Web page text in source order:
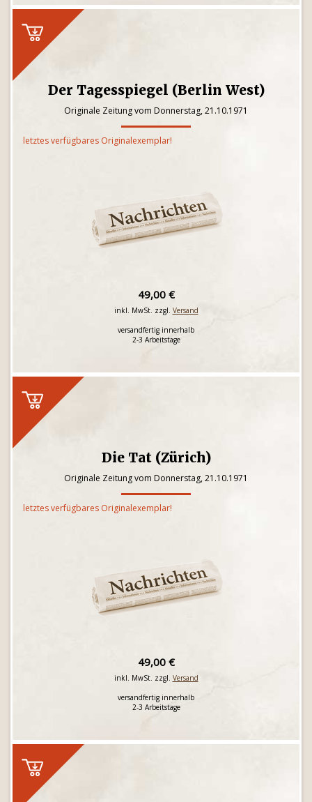
Der Tagesspiegel (Berlin West)
Originale Zeitung vom Donnerstag, 21.10.1971
letztes verfügbares Originalexemplar!
49,00 €
inkl. MwSt. zzgl. Versand
versandfertig innerhalb
2-3 Arbeitstage
Die Tat (Zürich)
Originale Zeitung vom Donnerstag, 21.10.1971
letztes verfügbares Originalexemplar!
49,00 €
inkl. MwSt. zzgl. Versand
versandfertig innerhalb
2-3 Arbeitstage